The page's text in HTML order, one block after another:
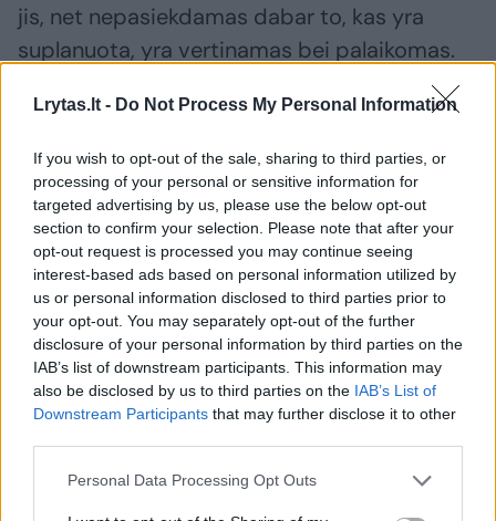
Lrytas.lt - Do Not Process My Personal Information
If you wish to opt-out of the sale, sharing to third parties, or
processing of your personal or sensitive information for
targeted advertising by us, please use the below opt-out
section to confirm your selection. Please note that after your
opt-out request is processed you may continue seeing
interest-based ads based on personal information utilized by
us or personal information disclosed to third parties prior to
your opt-out. You may separately opt-out of the further
disclosure of your personal information by third parties on the
IAB’s list of downstream participants. This information may
also be disclosed by us to third parties on the IAB’s List of
Downstream Participants that may further disclose it to other
Personal Data Processing Opt Outs
jis, net nepasiekdamas dabar to, kas yra
suplanuota, yra vertinamas bei palaikomas.
Svarbu parodyti vaikui, kad jei jis pasistengs
labiau, jam tikrai pasiseks.
Būtina skatinti vaikoatsakomybę ir
atkaklumą. Tėvai neturi ruošti namų darbų
už vaikus, padaryti už juos kitus darbus.
Kitaip vaikas neišugdys atsakomybės už
save, kas ypač svarbu savimotyvacijai. Taip
pat svarbu nuo mažens skiepyti vaikams
atkaklumą, t. y. ryžtą baigti pradėtus darbus.
pat yra labai svarbus. Vieningi mokymo ir